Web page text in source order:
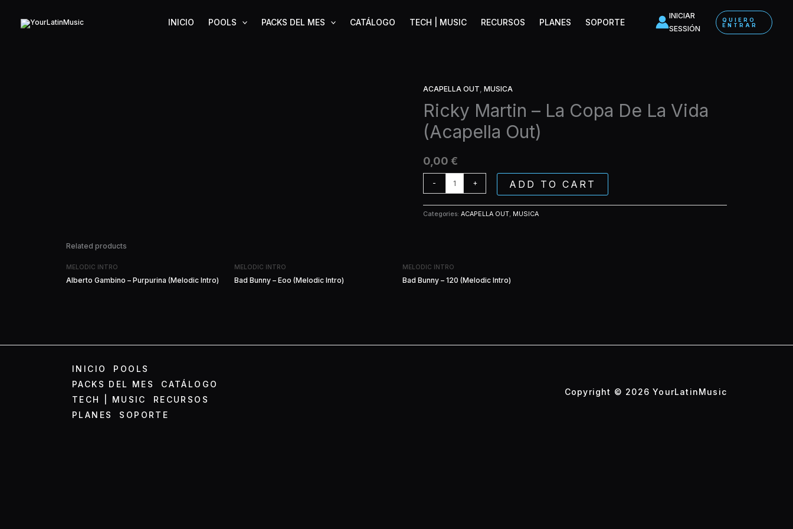
INICIO POOLS PACKS DEL MES CATÁLOGO TECH | MUSIC RECURSOS PLANES SOPORTE
INICIAR
SESSIÓN
QUIERO
ENTRAR
ACAPELLA OUT, MUSICA
Ricky Martin – La Copa De La Vida
(Acapella Out)
0,00 €
-
Ricky
Martin
-
La
De
Vida
(Acapella
Out)
+ ADD TO CART
Categories: ACAPELLA OUT, MUSICA
Related products
MELODIC INTRO
Alberto Gambino – Purpurina (Melodic Intro)
MELODIC INTRO
Bad Bunny – Eoo (Melodic Intro)
MELODIC INTRO
Bad Bunny – 120 (Melodic Intro)
INICIO
POOLS
PACKS DEL MES
CATÁLOGO
TECH | MUSIC
RECURSOS
PLANES
SOPORTE
Copyright © 2026 YourLatinMusic
Copa